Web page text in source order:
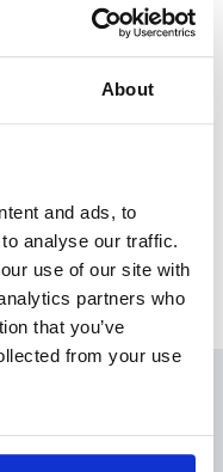
About
and ads, to
analyse our traffic.
use of our site with
partners who
that you’ve
from your use
第１四半期決算を発表